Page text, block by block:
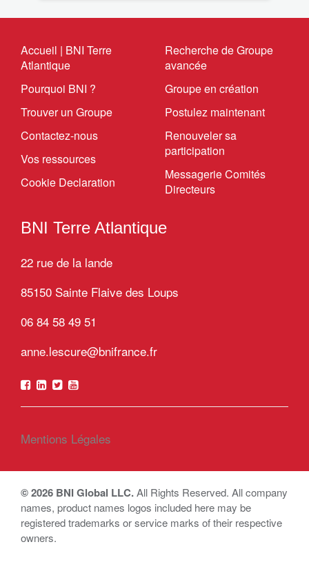
Accueil | BNI Terre
Atlantique
Pourquoi BNI ?
Trouver un Groupe
Contactez-nous
Vos ressources
Cookie Declaration
Recherche de Groupe
avancée
Groupe en création
Postulez maintenant
Renouveler sa
participation
Messagerie Comités
Directeurs
BNI Terre Atlantique
22 rue de la lande
85150 Sainte Flaive des Loups
06 84 58 49 51
anne.lescure@bnifrance.fr
Mentions Légales
© 2026 BNI Global LLC.All Rights Reserved. All company
names, product names logos included here may be
registered trademarks or service marks of their respective
owners.